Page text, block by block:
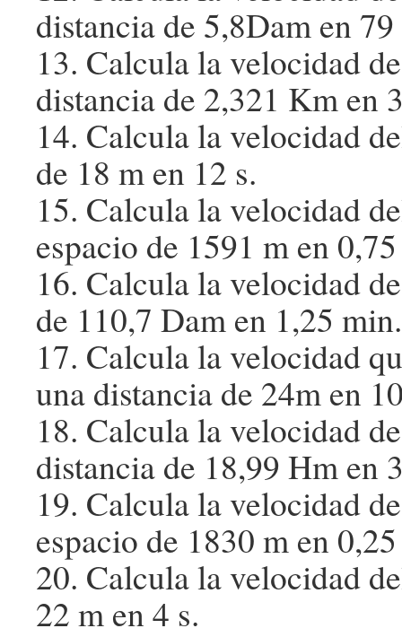
distancia de 5,8Dam en 79
13. Calcula la velocidad
distancia de 2,321 Km en
14. Calcula la velocidad
de 18 m en 12 s.
15. Calcula la velocidad
espacio de 1591 m en
16. Calcula la velocidad
de 110,7 Dam en 1,25 min.
17. Calcula la velocidad
una distancia de 24m en
18. Calcula la velocidad
distancia de 18,99 Hm en
19. Calcula la velocidad
espacio de 1830 m en
20. Calcula la velocidad
22 m en 4 s.